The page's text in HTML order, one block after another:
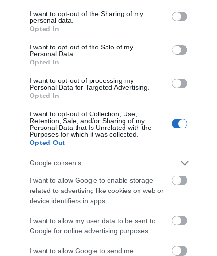
not limited to your visit or usage behaviour. You may click to
grant or deny consent to Google and its third-party tags to
use your data for below specified purposes in below Google
consent section.
I want to opt-out of the Sharing of my
personal data.
Opted In
I want to opt-out of the Sale of my
Personal Data.
Opted In
I want to opt-out of processing my
Personal Data for Targeted Advertising.
Opted In
I want to opt-out of Collection, Use,
Retention, Sale, and/or Sharing of my
Personal Data that Is Unrelated with the
Purposes for which it was collected.
Opted Out
Google consents
I want to allow Google to enable storage
related to advertising like cookies on web or
device identifiers in apps.
I want to allow my user data to be sent to
Google for online advertising purposes.
I want to allow Google to send me
Kelle Botond•2018. április 27.
Májusban és júniusban az alábbi önálló estek és
többszereplős, nagyközönségnek szóló bűvész
gálaműsorok lesznek majd láthatóak
Magyarországon. (Remélem nem hagytam ki
semmit, de ha mégis írjátok meg kommentben.)
Május 2-6. - Illusionists (Andrew Basso, Luis de